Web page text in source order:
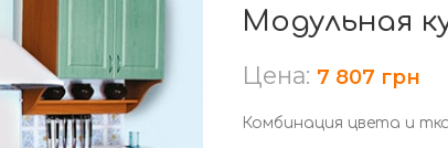
Модульная
Цена: 7 807 грн
Комбинация цвета и